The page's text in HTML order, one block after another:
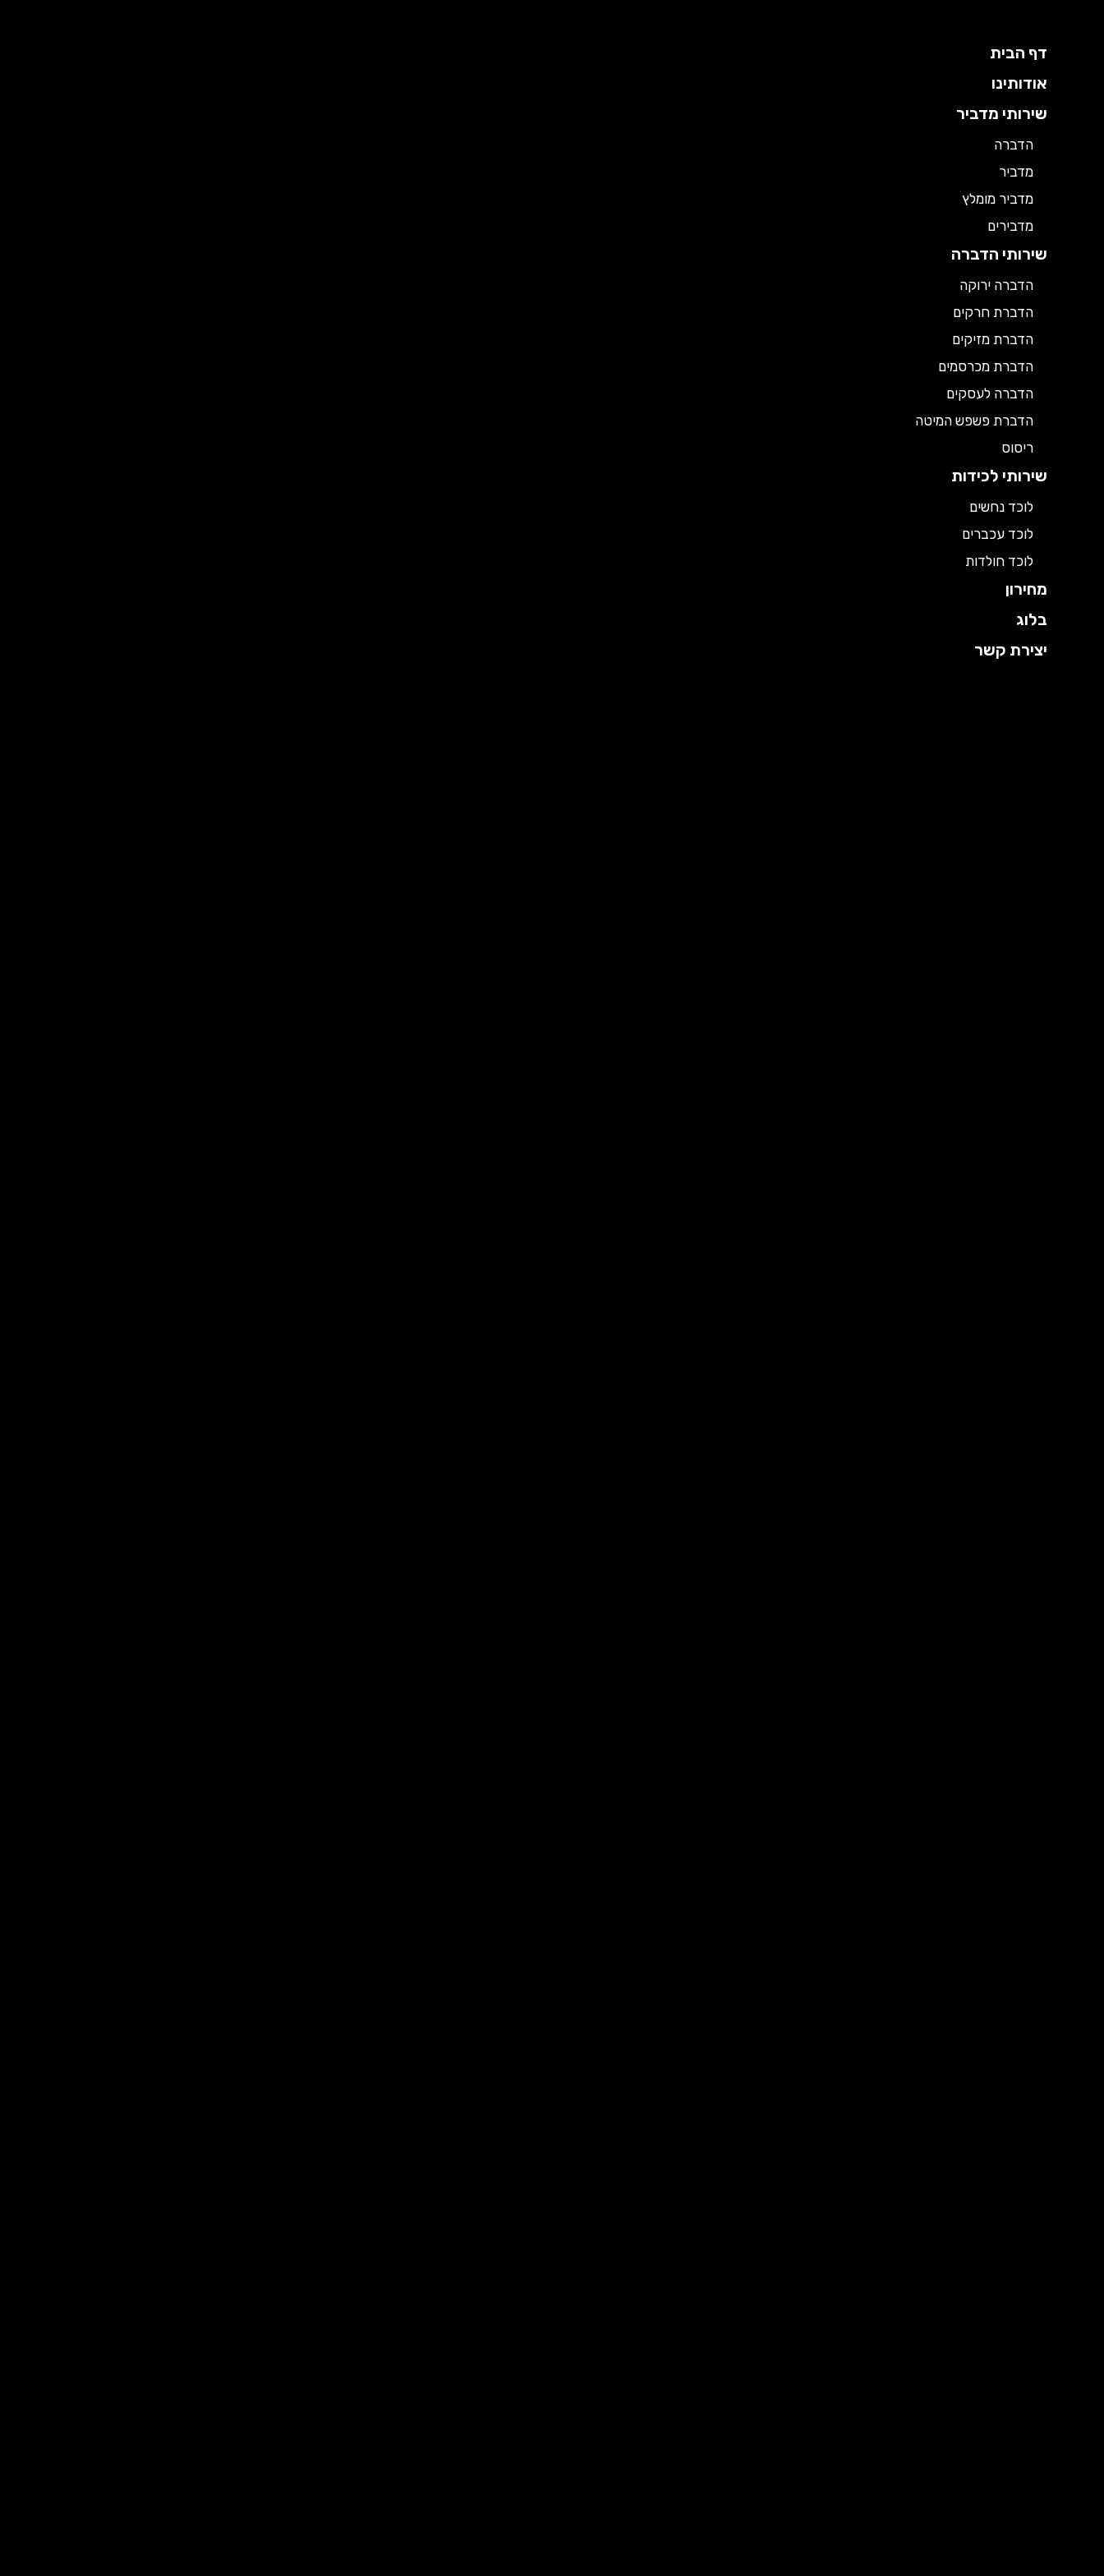
דף הבית
אודותינו
שירותי מדביר
הדברה
מדביר
מדביר מומלץ
מדבירים
שירותי הדברה
הדברה ירוקה
הדברת חרקים
הדברת מזיקים
הדברת מכרסמים
הדברה לעסקים
הדברת פשפש המיטה
ריסוס
שירותי לכידות
לוכד נחשים
לוכד עכברים
לוכד חולדות
מחירון
בלוג
יצירת קשר